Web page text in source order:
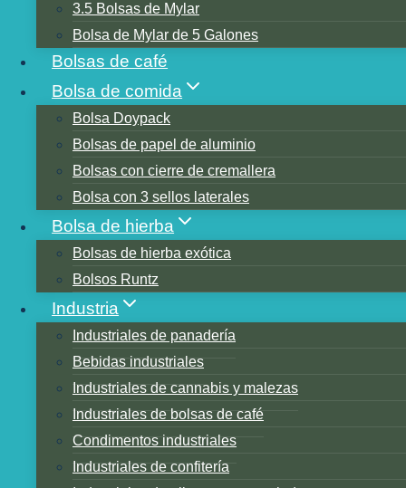
3.5 Bolsas de Mylar
Bolsa de Mylar de 5 Galones
Bolsas de café
Bolsa de comida
Bolsa Doypack
Bolsas de papel de aluminio
Bolsas con cierre de cremallera
Bolsa con 3 sellos laterales
Bolsa de hierba
Bolsas de hierba exótica
Bolsos Runtz
Industria
Industriales de panadería
Bebidas industriales
Industriales de cannabis y malezas
Industriales de bolsas de café
Condimentos industriales
Industriales de confitería
Tabla de contenidos
Capítulo 1. ¿Qué es exactamente una bolsa
Opción personalizada
Capítulo 2: Los 5 principales beneficios
Capítulo 3.2: Bolsas de pie Kraft
Capítulo 3.3: Bolsas verticales de papel
Capítulo 3.4 – Bolsas de pie que tienen
Capítulo 3.5: Bolsa de pie de aluminio